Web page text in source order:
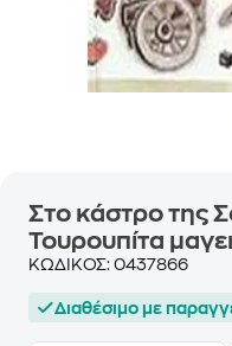
Στο κάστρο της
Τουρουπίτα
ΚΩΔΙΚΟΣ: 0437866
Διαθέσιμο με